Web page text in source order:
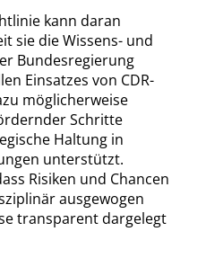
kann daran
sie die Wissens- und
Bundesregierung
Einsatzes von CDR-
möglicherweise
Schritte
Haltung in
unterstützt.
Risiken und Chancen
ausgewogen
transparent dargelegt